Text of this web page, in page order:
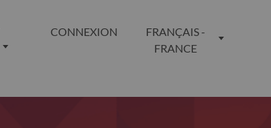
CONNEXION
FRANÇAIS -
FRANCE